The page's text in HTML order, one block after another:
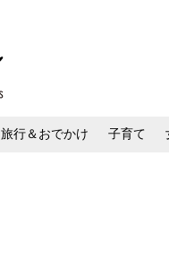
旅行＆おでかけ 子育て